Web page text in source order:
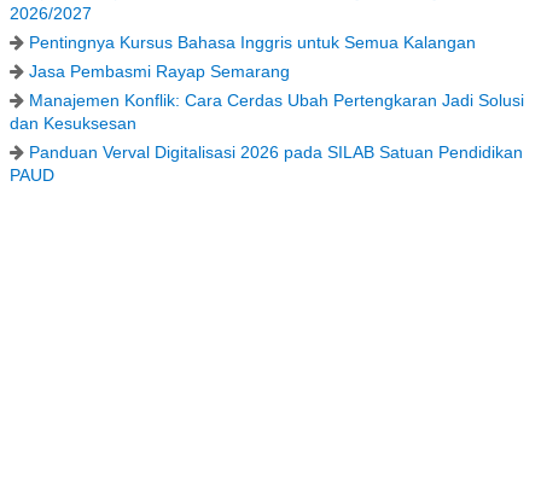
2026/2027
Pentingnya Kursus Bahasa Inggris untuk Semua Kalangan
Jasa Pembasmi Rayap Semarang
Manajemen Konflik: Cara Cerdas Ubah Pertengkaran Jadi Solusi
dan Kesuksesan
Panduan Verval Digitalisasi 2026 pada SILAB Satuan Pendidikan
PAUD